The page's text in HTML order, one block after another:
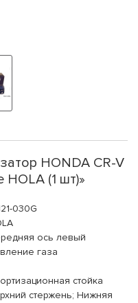
HONDA CR-V
HOLA (1 шт)»
030G
ось левый
газа
стойка
стержень; Нижняя